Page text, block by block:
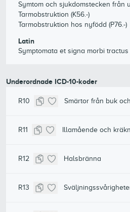
Symtom och sjukdomstecken från
Tarmobstruktion (K56.-)
Tarmobstruktion hos nyfödd (P76.-)
Latin
Symptomata et signa morbi
Underordnade ICD-10-koder
R10 Smärtor från buk
R11 Illamående och
R12 Halsbränna
R13